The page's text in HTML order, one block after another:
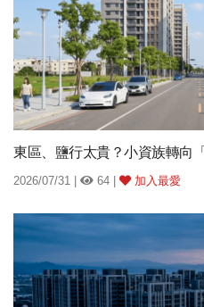
東區、鹽行太貴？小資族轉向
2026/07/31 | 64 | 加入最愛